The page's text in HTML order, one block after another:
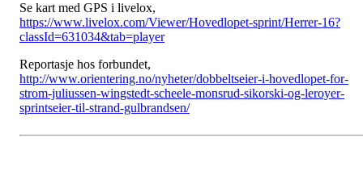
Se kart med GPS i livelox,
https://www.livelox.com/Viewer/Hovedlopet-sprint/Herrer-16?
classId=631034&tab=player
Reportasje hos forbundet,
http://www.orientering.no/nyheter/dobbeltseier-i-hovedlopet-for-
strom-juliussen-wingstedt-scheele-monsrud-sikorski-og-leroyer-
sprintseier-til-strand-gulbrandsen/